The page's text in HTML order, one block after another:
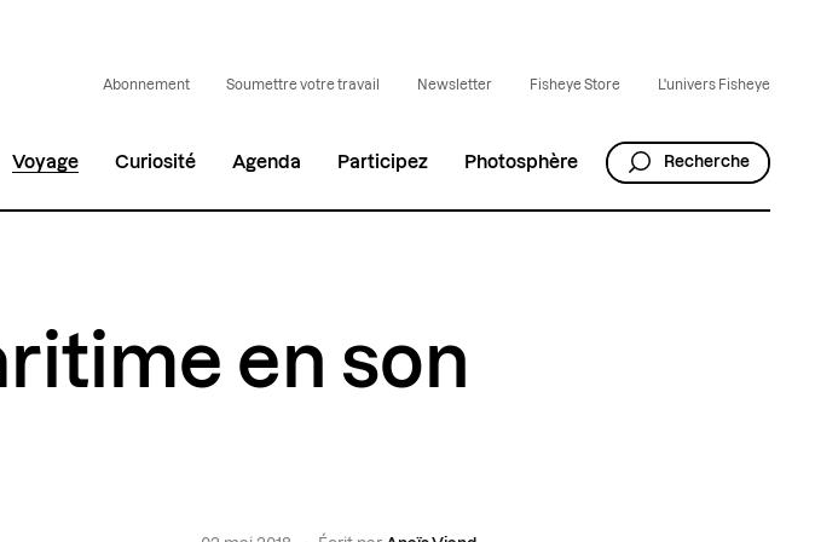
Abonnement Soumettre votre travail Newsletter Fisheye Store L'univers Fisheye
Voyage Curiosité Agenda Participez Photosphère Recherche
en son